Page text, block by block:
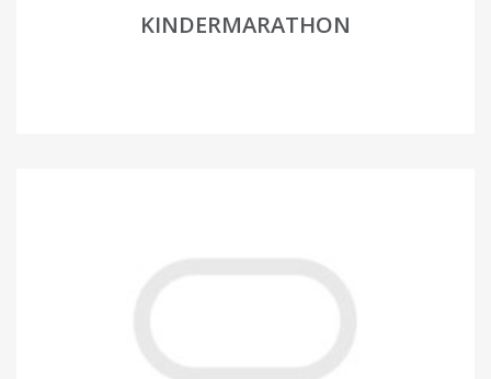
KINDERMARATHON